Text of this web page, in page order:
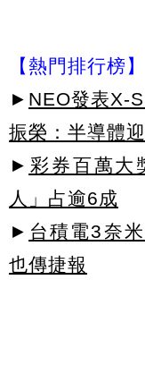
【熱門排行榜】
► NEO發表X-
振榮：半導體
► 彩券百萬大
人」占逾6成
► 台積電3奈
也傳捷報